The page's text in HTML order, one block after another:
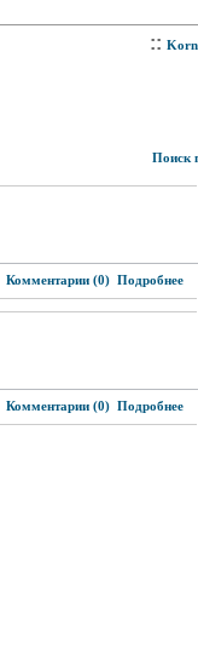
::
Поиск
Комментарии (0) Подробнее
Комментарии (0) Подробнее